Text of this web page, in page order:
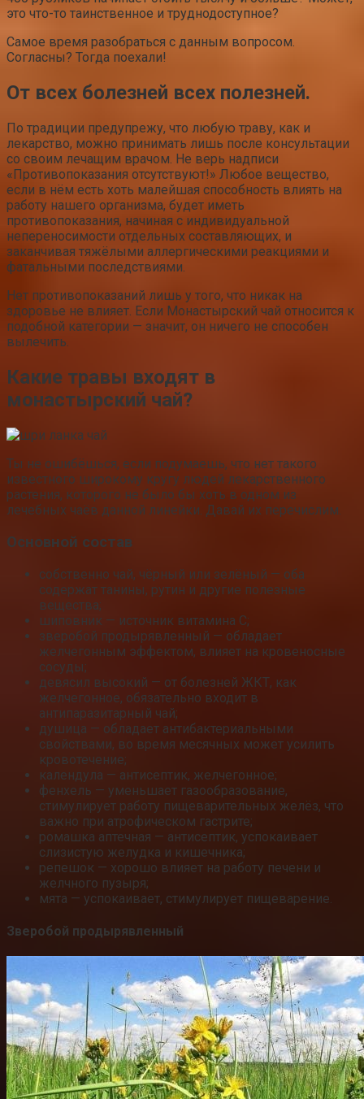
это что-то таинственное и труднодоступное?
Самое время разобраться с данным вопросом.
Согласны? Тогда поехали!
От всех болезней всех полезней.
По традиции предупрежу, что любую траву, как и
лекарство, можно принимать лишь после консультации
со своим лечащим врачом. Не верь надписи
«Противопоказания отсутствуют!» Любое вещество,
если в нём есть хоть малейшая способность влиять на
работу нашего организма, будет иметь
противопоказания, начиная с индивидуальной
непереносимости отдельных составляющих, и
заканчивая тяжёлыми аллергическими реакциями и
фатальными последствиями.
Нет противопоказаний лишь у того, что никак на
здоровье не влияет. Если Монастырский чай относится к
подобной категории — значит, он ничего не способен
вылечить.
Какие травы входят в
монастырский чай?
Ты не ошибёшься, если подумаешь, что нет такого
известного широкому кругу людей лекарственного
растения, которого не было бы хоть в одном из
лечебных чаёв данной линейки. Давай их перечислим.
Основной состав
собственно чай, чёрный или зелёный — оба
содержат танины, рутин и другие полезные
вещества;
шиповник — источник витамина С;
зверобой продырявленный — обладает
желчегонным эффектом, влияет на кровеносные
сосуды;
девясил высокий — от болезней ЖКТ, как
желчегонное, обязательно входит в
антипаразитарный чай;
душица — обладает антибактериальными
свойствами, во время месячных может усилить
кровотечение;
календула — антисептик, желчегонное;
фенхель — уменьшает газообразование,
стимулирует работу пищеварительных желёз, что
важно при атрофическом гастрите;
ромашка аптечная — антисептик, успокаивает
слизистую желудка и кишечника;
репешок — хорошо влияет на работу печени и
желчного пузыря;
мята — успокаивает, стимулирует пищеварение.
Зверобой продырявленный